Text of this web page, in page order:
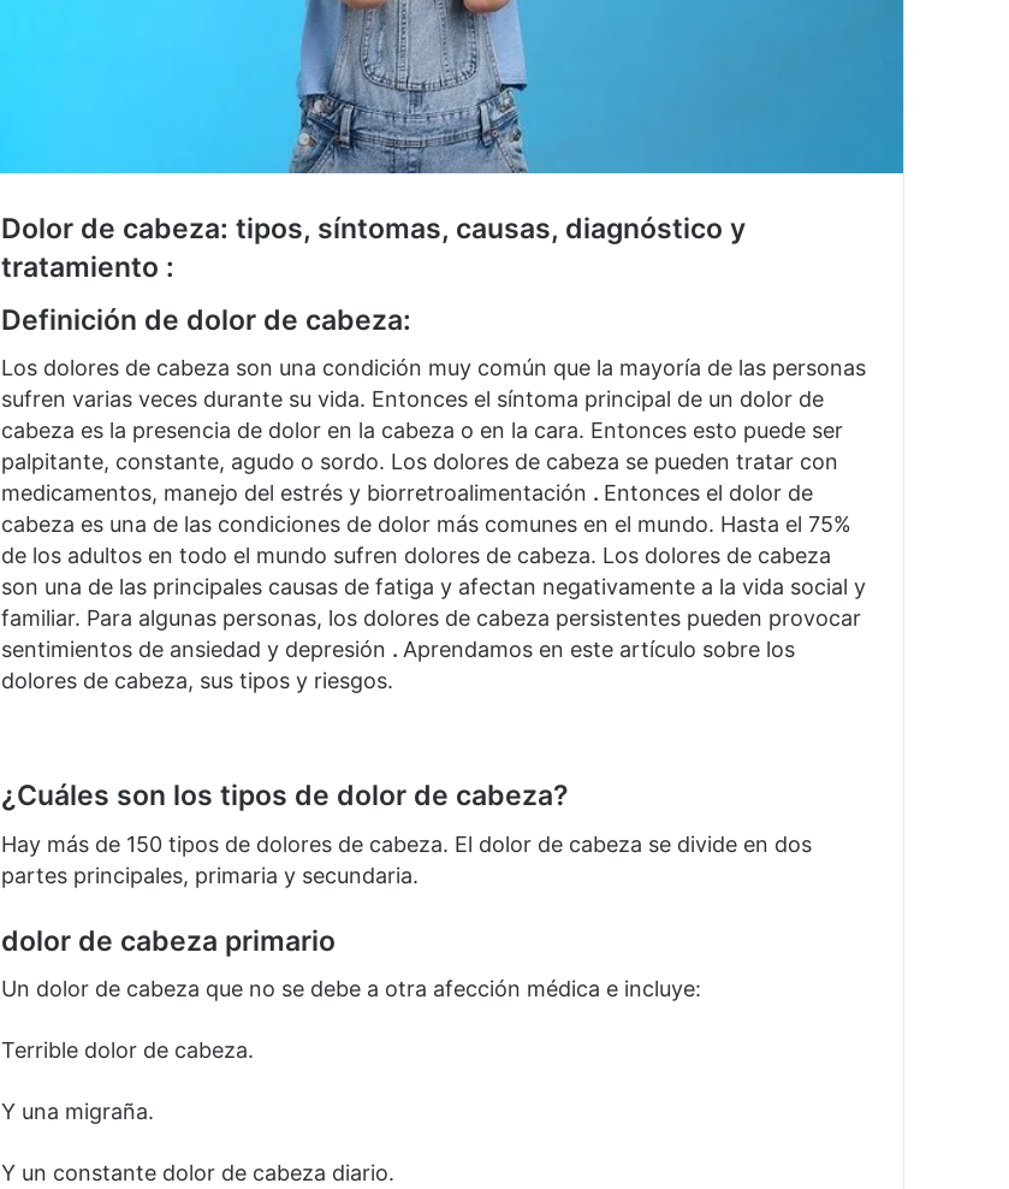
Dolor de cabeza: tipos, síntomas, causas, diagnóstico y
tratamiento :
Definición de dolor de cabeza:
Los dolores de cabeza son una condición muy común que la mayoría de las personas
sufren varias veces durante su vida. Entonces el síntoma principal de un dolor de
cabeza es la presencia de dolor en la cabeza o en la cara. Entonces esto puede ser
palpitante, constante, agudo o sordo. Los dolores de cabeza se pueden tratar con
medicamentos, manejo del estrés y biorretroalimentación . Entonces el dolor de
cabeza es una de las condiciones de dolor más comunes en el mundo. Hasta el 75%
de los adultos en todo el mundo sufren dolores de cabeza. Los dolores de cabeza
son una de las principales causas de fatiga y afectan negativamente a la vida social y
familiar. Para algunas personas, los dolores de cabeza persistentes pueden provocar
sentimientos de ansiedad y depresión . Aprendamos en este artículo sobre los
dolores de cabeza, sus tipos y riesgos.
¿Cuáles son los tipos de dolor de cabeza?
Hay más de 150 tipos de dolores de cabeza. El dolor de cabeza se divide en dos
partes principales, primaria y secundaria.
dolor de cabeza primario
Un dolor de cabeza que no se debe a otra afección médica e incluye:
Terrible dolor de cabeza.
Y una migraña.
Y un constante dolor de cabeza diario.